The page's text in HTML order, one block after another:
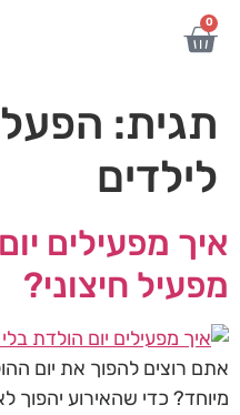
לתוכן
0
תגית:
לילדים
איך מפעילים
מפעיל חיצוני?
אתם רוצים להפוך את יום
מיוחד? כדי שהאירוע יהפוך